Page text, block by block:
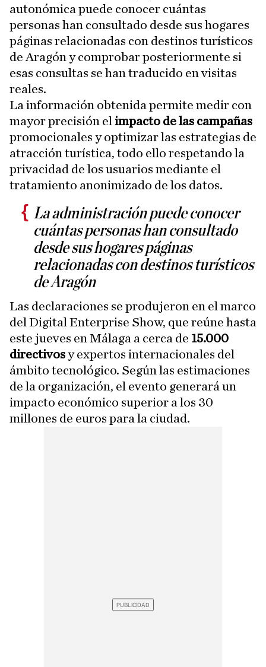
autonómica puede conocer cuántas
personas han consultado desde sus hogares
páginas relacionadas con destinos turísticos
de Aragón y comprobar posteriormente si
esas consultas se han traducido en visitas
reales.
La información obtenida permite medir con
mayor precisión el impacto de las campañas
promocionales y optimizar las estrategias de
atracción turística, todo ello respetando la
privacidad de los usuarios mediante el
tratamiento anonimizado de los datos.
La administración puede conocer
cuántas personas han consultado
desde sus hogares páginas
relacionadas con destinos turísticos
de Aragón
Las declaraciones se produjeron en el marco
del Digital Enterprise Show, que reúne hasta
este jueves en Málaga a cerca de 15.000
directivosy expertos internacionales del
ámbito tecnológico. Según las estimaciones
de la organización, el evento generará un
impacto económico superior a los 30
millones de euros para la ciudad.